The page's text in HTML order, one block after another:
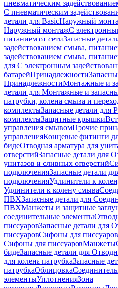
пневматическим
С пневматическим
детали для BasicНаружный
Наружный монтажС
питанием от сетиЗапасные
задействованием смыва,
задействованием смыва,
для С электронным
батарейПринадлежности
ПринадлежностиМонтажные и
детали для Монтажные и
патрубки, колена смыва и
комплектыЗапасные детали для
комплектыЗащитные крышки
управления смывомПрочие
управленияКонцевые фитинги
бидеОтводная арматура для
отверстийЗапасные детали для
унитазов и сливных отверстий
подключенияЗапасные детали
подключенияУдлинители к
Удлинители к колену смыва
ПВХЗапасные детали для
ПВХМанжеты и защитные
соединительные элементы
писсуаровЗапасные детали для
писсуаровCифоны для писсуаров
Cифоны для писсуаровМанжеты
бидеЗапасные детали для
для колена патрубкаЗапасные
патрубкаОблицовка
элементыУплотненияЗона